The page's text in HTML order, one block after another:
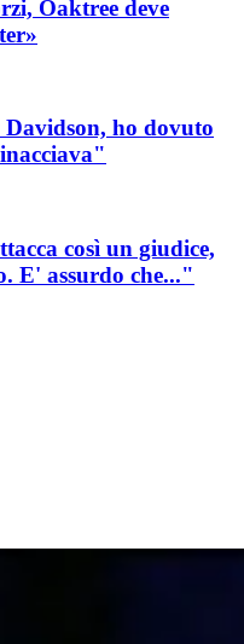
Oaktree deve
ho dovuto
così un giudice,
E' assurdo che..."